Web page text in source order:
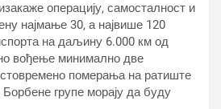
операцију, самосталност и
најмање 30, а највише 120
на даљину 6.000 км од
вођење минимално две
померања на ратиште
групе морају да буду